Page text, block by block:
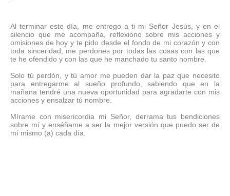
Al terminar este día, me entrego a ti mi Señor Jesús, y en el
silencio que me acompaña, reflexiono sobre mis acciones y
omisiones de hoy y te pido desde el fondo de mi corazón y con
toda sinceridad, me perdones por todas las cosas con las que
te he ofendido y con las que he manchado tu santo nombre.
Solo tú perdón, y tú amor me pueden dar la paz que necesito
para entregarme al sueño profundo, sabiendo que en la
mañana tendré una nueva oportunidad para agradarte con mis
acciones y ensalzar tú nombre.
Mírame con misericordia mi Señor, derrama tus bendiciones
sobre mí y enséñame a ser la mejor versión que puedo ser de
mí mismo (a) cada día.